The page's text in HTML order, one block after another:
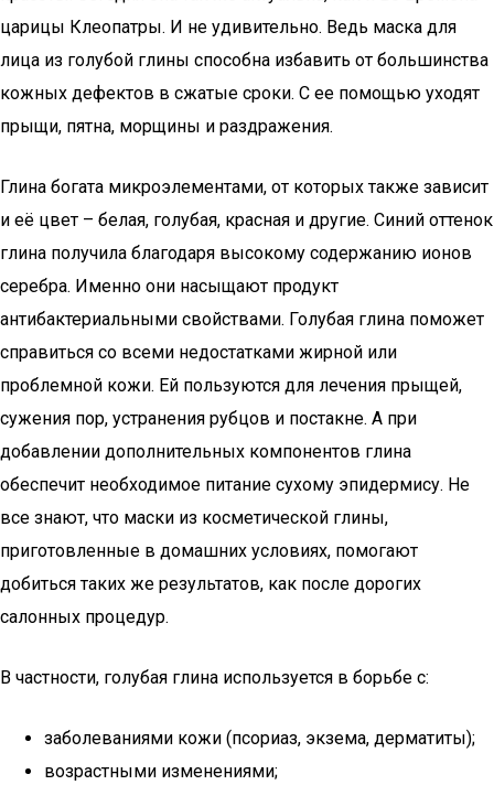
царицы Клеопатры. И не удивительно. Ведь маска для
лица из голубой глины способна избавить от большинства
кожных дефектов в сжатые сроки. С ее помощью уходят
прыщи, пятна, морщины и раздражения.
Глина богата микроэлементами, от которых также зависит
и её цвет – белая, голубая, красная и другие. Синий оттенок
глина получила благодаря высокому содержанию ионов
серебра. Именно они насыщают продукт
антибактериальными свойствами. Голубая глина поможет
справиться со всеми недостатками жирной или
проблемной кожи. Ей пользуются для лечения прыщей,
сужения пор, устранения рубцов и постакне. А при
добавлении дополнительных компонентов глина
обеспечит необходимое питание сухому эпидермису. Не
все знают, что маски из косметической глины,
приготовленные в домашних условиях, помогают
добиться таких же результатов, как после дорогих
салонных процедур.
В частности, голубая глина используется в борьбе с:
заболеваниями кожи (псориаз, экзема, дерматиты);
возрастными изменениями;